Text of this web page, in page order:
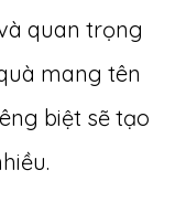
quan trọng
mang tên
biệt sẽ tạo